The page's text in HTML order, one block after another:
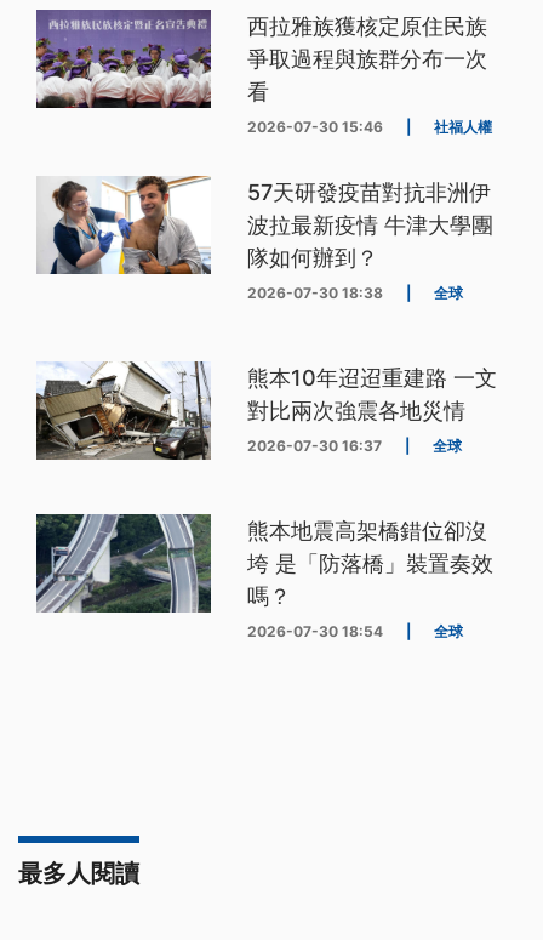
西拉雅族獲核定原住民族
爭取過程與族群分布一次
看
2026-07-30 15:46 社福人權
57天研發疫苗對抗非洲伊
波拉最新疫情 牛津大學團
隊如何辦到？
2026-07-30 18:38 全球
熊本10年迢迢重建路 一文
對比兩次強震各地災情
2026-07-30 16:37 全球
熊本地震高架橋錯位卻沒
垮 是「防落橋」裝置奏效
嗎？
2026-07-30 18:54 全球
最多人閱讀